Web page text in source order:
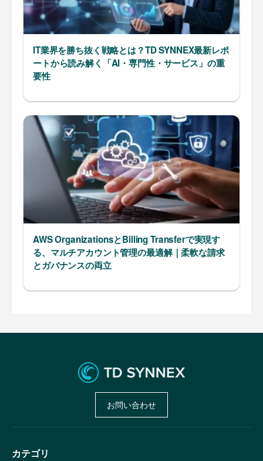
IT業界を勝ち抜く戦略とは？TD SYNNEX最新レポ
ートから読み解く「AI・専門性・サービス」の重
要性
AWS OrganizationsとBilling Transferで実現す
る、マルチアカウント管理の最適解｜柔軟な請求
とガバナンスの両立
お問い合わせ
カテゴリ